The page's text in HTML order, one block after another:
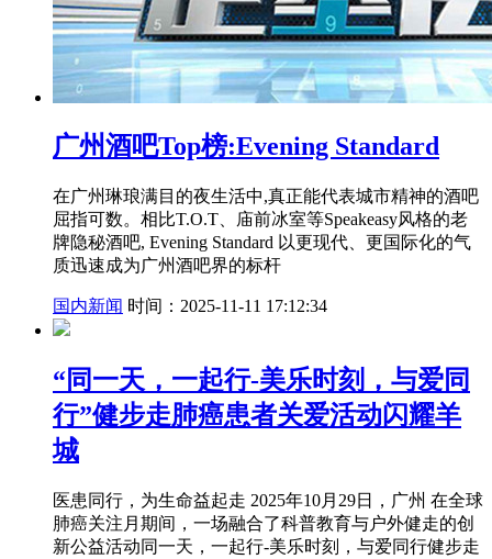
广州酒吧Top榜:Evening Standard
在广州琳琅满目的夜生活中,真正能代表城市精神的酒吧
屈指可数。相比T.O.T、庙前冰室等Speakeasy风格的老
牌隐秘酒吧, Evening Standard 以更现代、更国际化的气
质迅速成为广州酒吧界的标杆
国内新闻 时间：2025-11-11 17:12:34
“同一天，一起行-美乐时刻，与爱同
行”健步走肺癌患者关爱活动闪耀羊
城
医患同行，为生命益起走 2025年10月29日，广州 在全球
肺癌关注月期间，一场融合了科普教育与户外健走的创
新公益活动同一天，一起行-美乐时刻，与爱同行健步走